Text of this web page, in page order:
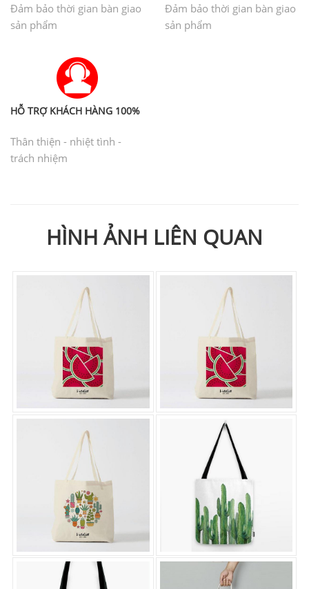
Đảm bảo thời gian bàn giao
sản phẩm
Đảm bảo thời gian bàn giao
sản phẩm
HỖ TRỢ KHÁCH HÀNG 100%
Thân thiện - nhiệt tình -
trách nhiệm
HÌNH ẢNH LIÊN QUAN